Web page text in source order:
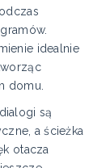
idealnie
domu.
są
a ścieżka
otacza